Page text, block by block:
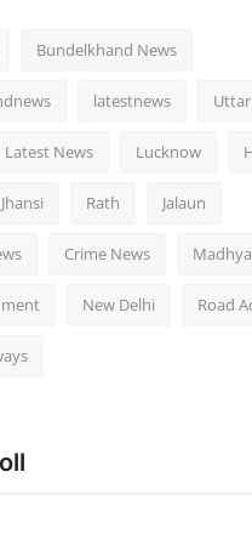
Bundelkhand News
latestnews
Latest News Lucknow
Jhansi Rath Jalaun
Crime News
New Delhi Road